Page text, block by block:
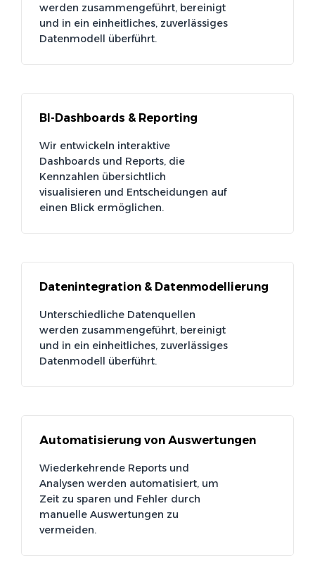
werden zusammengeführt, bereinigt
und in ein einheitliches, zuverlässiges
Datenmodell überführt.
BI-Dashboards & Reporting
Wir entwickeln interaktive
Dashboards und Reports, die
Kennzahlen übersichtlich
visualisieren und Entscheidungen auf
einen Blick ermöglichen.
Datenintegration & Datenmodellierung
Unterschiedliche Datenquellen
werden zusammengeführt, bereinigt
und in ein einheitliches, zuverlässiges
Datenmodell überführt.
Automatisierung von Auswertungen
Wiederkehrende Reports und
Analysen werden automatisiert, um
Zeit zu sparen und Fehler durch
manuelle Auswertungen zu
vermeiden.